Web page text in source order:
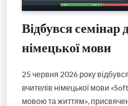
Відбувся семінар
німецької мови
25 червня 2026 року
вчителів німецької мови
мовою та життям»,